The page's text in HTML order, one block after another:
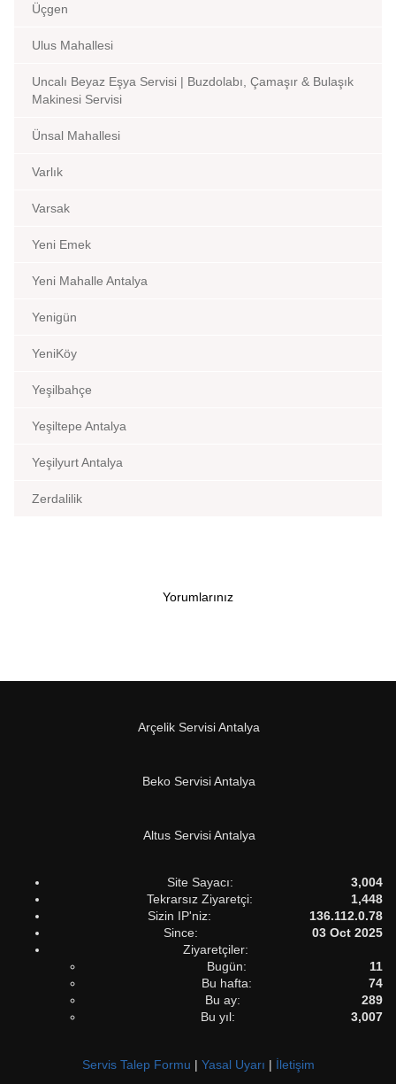
Üçgen
Ulus Mahallesi
Uncalı Beyaz Eşya Servisi | Buzdolabı, Çamaşır & Bulaşık
Makinesi Servisi
Ünsal Mahallesi
Varlık
Varsak
Yeni Emek
Yeni Mahalle Antalya
Yenigün
YeniKöy
Yeşilbahçe
Yeşiltepe Antalya
Yeşilyurt Antalya
Zerdalilik
Yorumlarınız
Arçelik Servisi Antalya
Beko Servisi Antalya
Altus Servisi Antalya
Site Sayacı:
3,004
Tekrarsız Ziyaretçi:
1,448
Sizin IP'niz:
136.112.0.78
Since:
03 Oct 2025
Ziyaretçiler:
Bugün:
11
Bu hafta:
74
Bu ay:
289
Bu yıl:
3,007
Servis Talep Formu | Yasal Uyarı | İletişim